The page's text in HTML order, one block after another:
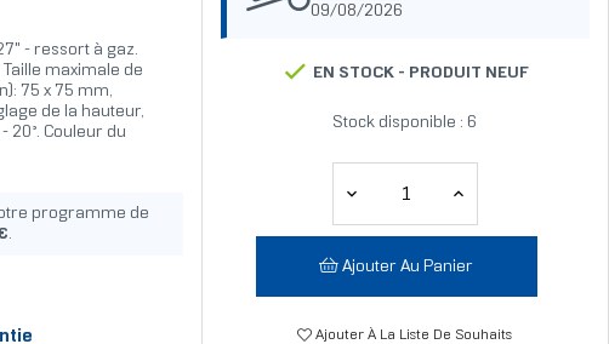
- ressort à gaz.
maximale de
75 x 75 mm,
de la hauteur,
20°. Couleur du
programme de
.
09/08/2026
EN STOCK - PRODUIT NEUF
Stock disponible : 6
Ajouter Au Panier
Ajouter À La Liste De Souhaits